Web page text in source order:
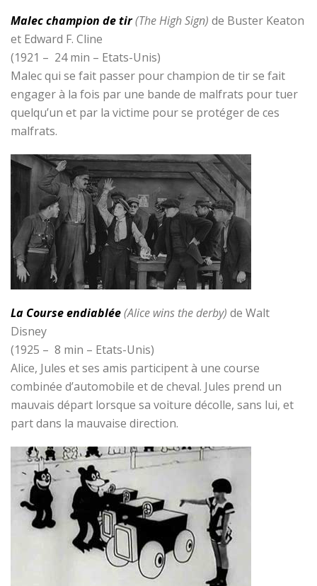
Malec champion de tir(The High Sign) de Buster Keaton
et Edward F. Cline
(1921 – 24 min – Etats-Unis)
Malec qui se fait passer pour champion de tir se fait
engager à la fois par une bande de malfrats pour tuer
quelqu’un et par la victime pour se protéger de ces
malfrats.
La Course endiablée(Alice wins the derby) de Walt
Disney
(1925 – 8 min – Etats-Unis)
Alice, Jules et ses amis participent à une course
combinée d’automobile et de cheval. Jules prend un
mauvais départ lorsque sa voiture décolle, sans lui, et
part dans la mauvaise direction.